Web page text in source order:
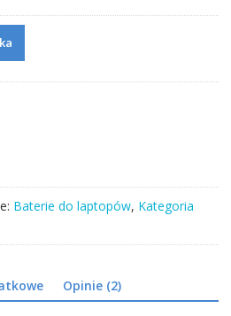
Baterie do laptopów, Kategoria
Opinie (2)